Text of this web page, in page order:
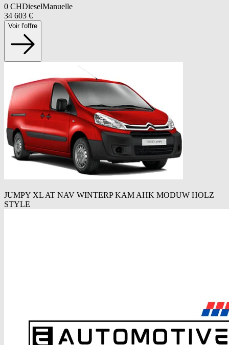
0 CHDieselManuelle
34 603 €
Voir l'offre
JUMPY XL AT NAV WINTERP KAM AHK MODUW HOLZ
STYLE